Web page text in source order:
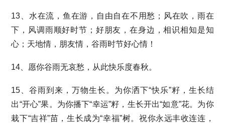
13、水在流，鱼在游，自由自在不用愁；风在吹，雨在
下，风调雨顺好时节；好朋友，在身边，相识相知是知
心；天地情，朋友情，谷雨时节好心情！
14、愿你谷雨无哀愁，从此快乐度春秋。
15、谷雨到来，万物生长。为你洒下“快乐”籽，生长结
出“开心”果。为你播下“幸运”籽，生长开出“如意”花。为你
栽下“吉祥”苗，生长成为“幸福”树。祝你永远丰收连连，